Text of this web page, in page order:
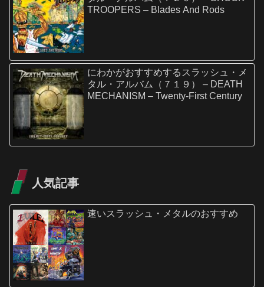
TROOPERS – Blades And Rods
にわかがおすすめするスラッシュ・メ
タル・アルバム（７１９） – DEATH
MECHANISM – Twenty-First Century
人気記事
速いスラッシュ・メタルのおすすめ